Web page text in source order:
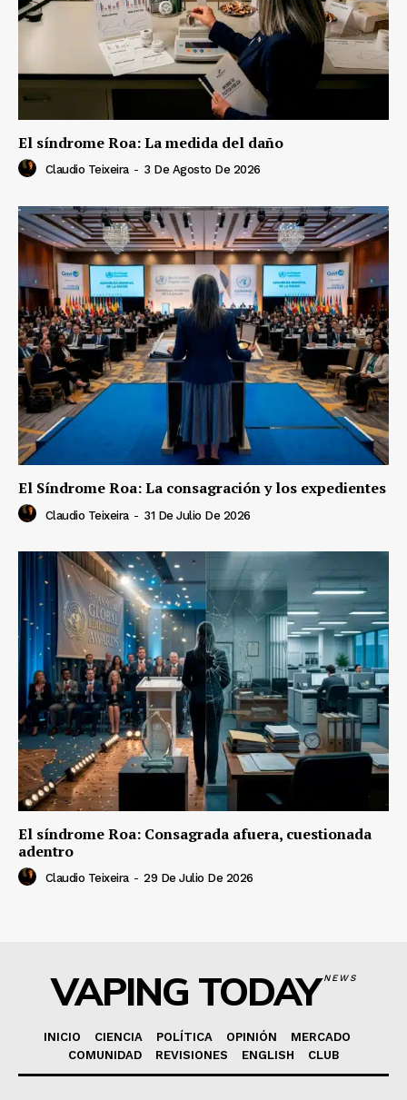
El síndrome Roa: La medida del daño
Claudio Teixeira - 3 De Agosto De 2026
El Síndrome Roa: La consagración y los expedientes
Claudio Teixeira - 31 De Julio De 2026
El síndrome Roa: Consagrada afuera, cuestionada
adentro
Claudio Teixeira - 29 De Julio De 2026
VAPING TODAYNEWS
INICIO CIENCIA POLÍTICA OPINIÓN
MERCADO
COMUNIDAD
REVISIONES ENGLISH CLUB